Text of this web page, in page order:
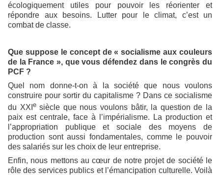
écologiquement utiles pour pouvoir les réorienter et
répondre aux besoins. Lutter pour le climat, c’est un
combat de classe.
Que suppose le concept de « socialisme aux couleurs
de la France », que vous défendez dans le congrès du
PCF ?
Quel nom donne-t-on à la société que nous voulons
construire pour sortir du capitalisme ? Dans ce socialisme
du XXI esiècle que nous voulons bâtir, la question de la
paix est centrale, face à l’impérialisme. La production et
l’appropriation publique et sociale des moyens de
production sont aussi fondamentales, comme le pouvoir
des salariés sur les choix de leur entreprise.
Enfin, nous mettons au cœur de notre projet de société le
rôle des services publics et l’émancipation culturelle. Voilà